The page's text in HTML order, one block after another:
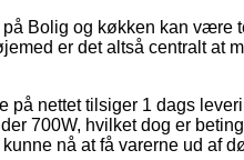
Bolig og køkken kan være
er det altså centralt at
på nettet tilsiger 1 dags
700W, hvilket dog er
nå at få varerne ud af